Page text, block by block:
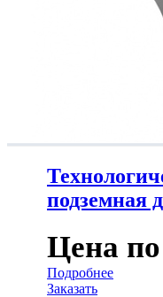
подземная
Цена по
Подробнее
Заказать